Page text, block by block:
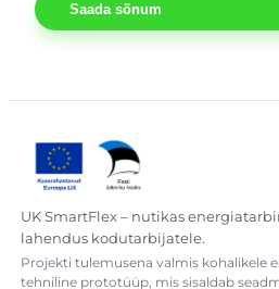
Saada sõnum
UK SmartFlex – nutikas
lahendus kodutarbijatele.
Projekti tulemusena valmis kohalikele
tehniline prototüüp, mis sisaldab